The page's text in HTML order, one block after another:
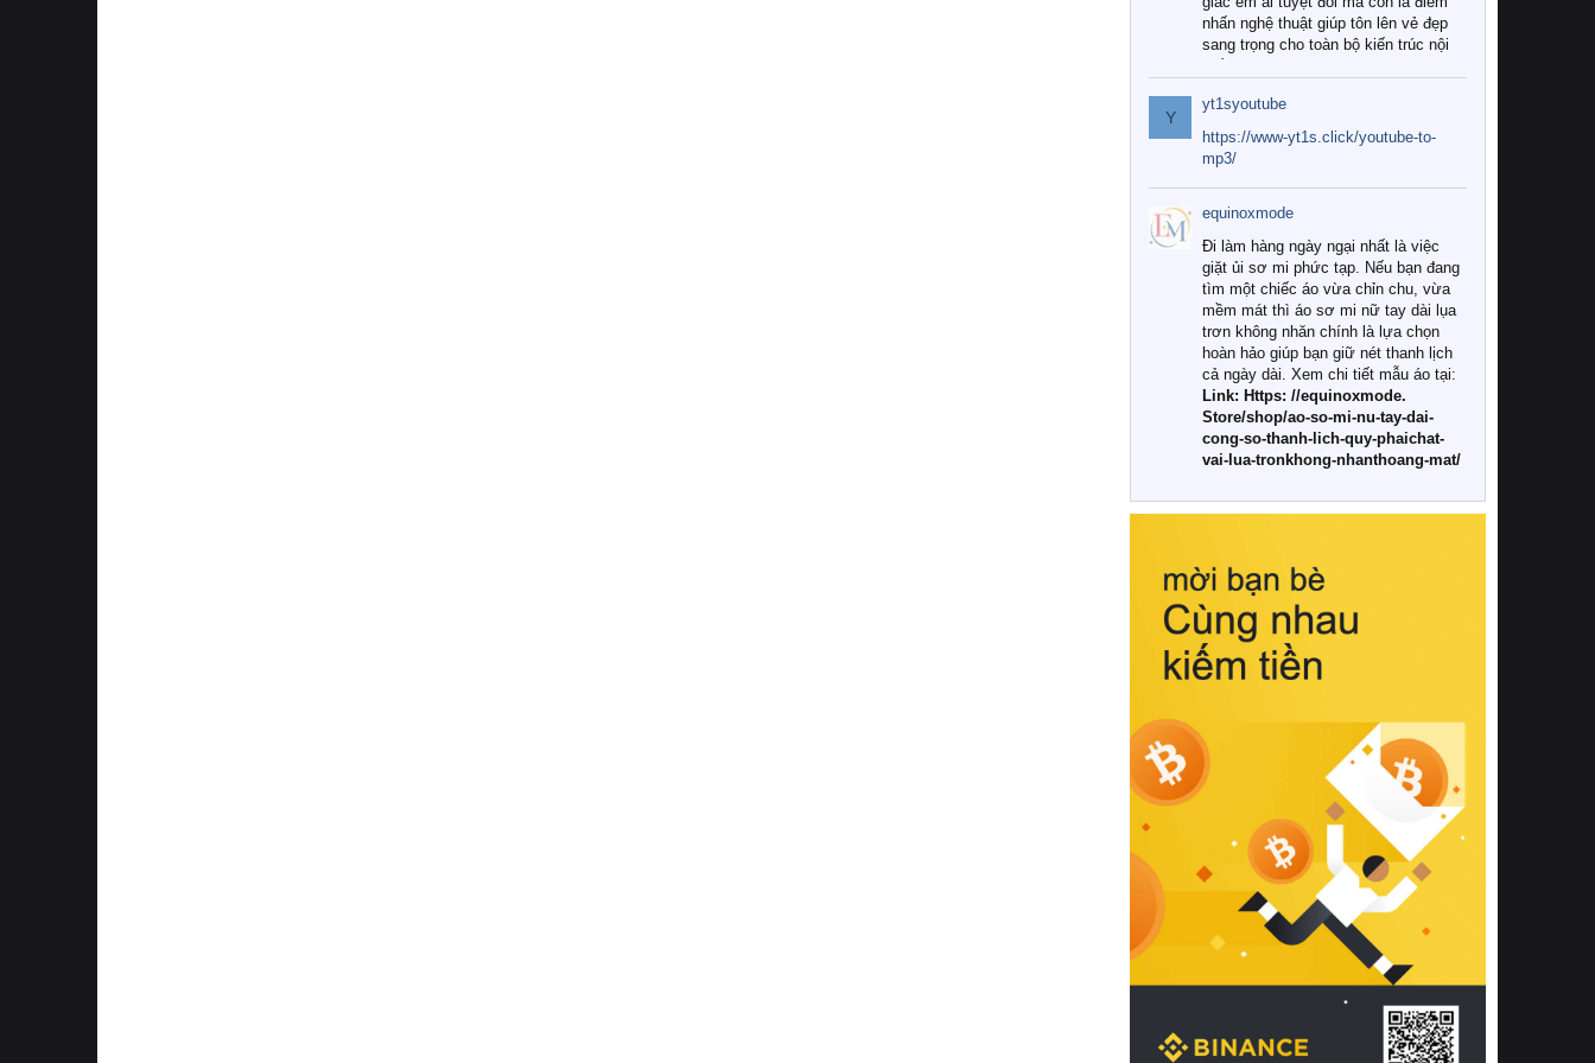
nhấn nghệ thuật giúp tôn lên vẻ đẹp
sang trọng cho toàn bộ kiến trúc nội
Tuy nhiên, giữa thị trường đa dạng
với vô vàn thương hiệu và mẫu mã
như hiện nay, làm thế nào để chọn
được những bộ chăn ga gối đệm cao
cấp thực sự chất lượng, phù hợp với
khí hậu và nhu cầu sử dụng của gia
đình? Hãy cùng chúng tôi đi tìm lời
giải đáp chi tiết qua bài viết dưới đây.
1. Tại sao các gia đình hiện đại lại ưa
chuộng chăn ga gối đệm cao cấp?
Khác với các dòng sản phẩm thông
thường, những bộ chăn ga gối đệm
cao cấp trải qua quy trình sản xuất
nghiêm ngặt từ khâu chọn lọc nguyên
liệu tự nhiên đến công nghệ dệt
nhuộm hiện đại không chứa hóa chất
này, bạn sẽ cảm nhận rõ rệt sự khác
hồi chuẩn xác của phần đệm nâng đỡ
cột sống.
Bên cạnh đó, việc lựa chọn các dòng
sản phẩm đạt chuẩn chất lượng quốc
tế còn giúp ngăn ngừa tình trạng kích
khuẩn và nấm mốc trong điều kiện
thời tiết nóng ẩm. Bạn có thể tìm hiểu
thêm các nghiên cứu khoa học về tác
động của giấc ngủ và môi trường
phòng ngủ đối với sức khỏe con
người tại Sleep Foundation (External
Link) để có cái nhìn toàn diện hơn.
2. Các tiêu chí vàng khi lựa chọn
chăn ga gối đệm cao cấp cho phòng
ngủ
Để sở hữu một bộ chăn ga gối đệm
cao cấp hoàn hảo cả về thẩm mỹ lẫn
công năng, người tiêu dùng cần cân
nhắc kỹ lưỡng các tiêu chí quan trọng
Y
yt1syoutube
https://www-yt1s.click/youtube-to-
mp3/
equinoxmode
Đi làm hàng ngày ngại nhất là việc
giặt ủi sơ mi phức tạp. Nếu bạn đang
tìm một chiếc áo vừa chỉn chu, vừa
mềm mát thì áo sơ mi nữ tay dài lụa
trơn không nhăn chính là lựa chọn
hoàn hảo giúp bạn giữ nét thanh lịch
cả ngày dài. Xem chi tiết mẫu áo tại:
Link: Https: //equinoxmode.
Store/shop/ao-so-mi-nu-tay-dai-
cong-so-thanh-lich-quy-phaichat-
vai-lua-tronkhong-nhanthoang-mat/